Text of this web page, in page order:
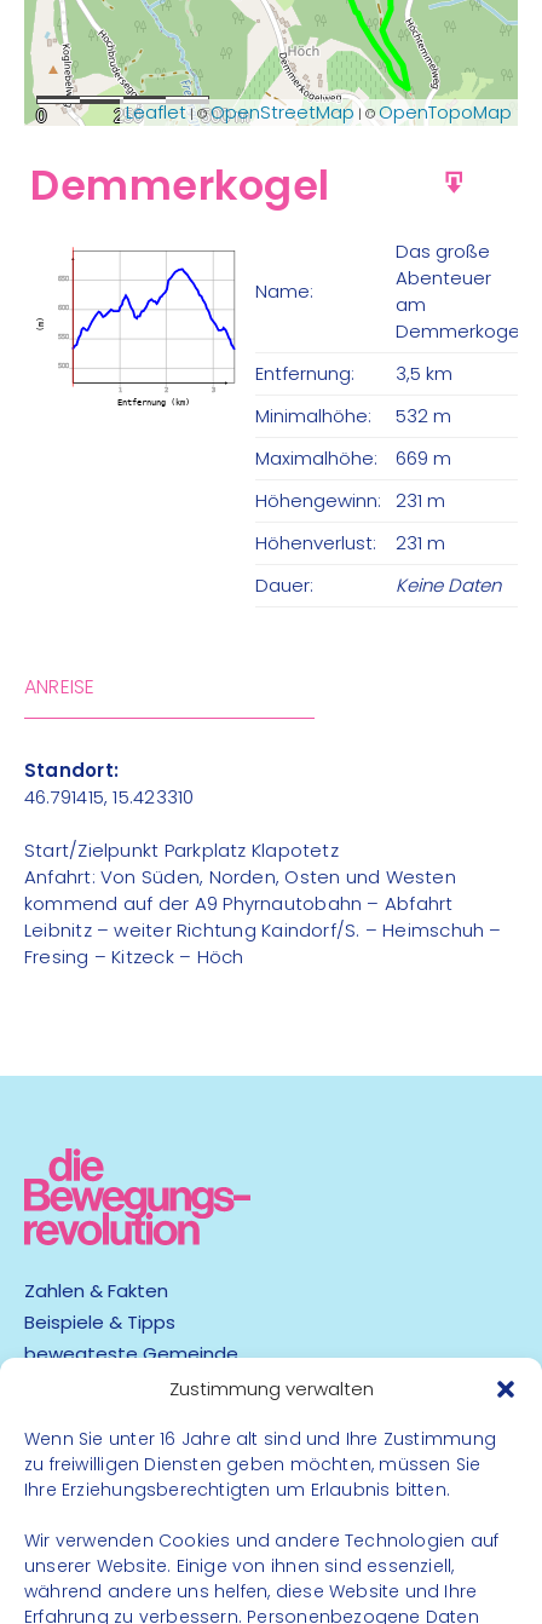
Zustimmung verwalten
Wenn Sie unter 16 Jahre alt sind und Ihre Zustimmung
zu freiwilligen Diensten geben möchten, müssen Sie
Ihre Erziehungsberechtigten um Erlaubnis bitten.
Wir verwenden Cookies und andere Technologien auf
unserer Website. Einige von ihnen sind essenziell,
während andere uns helfen, diese Website und Ihre
Erfahrung zu verbessern. Personenbezogene Daten
0 250 500 m
Leaflet| ©OpenStreetMap | ©OpenTopoMap
Demmerkogel
500
550
600
650
1 2 3
Entfernung (km)
(m)
Name:
Das große
Abenteuer
am
Demmerkogel
Entfernung:
3,5 km
Minimalhöhe:
532 m
Maximalhöhe:
669 m
Höhengewinn:
231 m
Höhenverlust:
231 m
Dauer:
Keine Daten
ANREISE
Standort:
46.791415, 15.423310
Start/Zielpunkt Parkplatz Klapotetz
Anfahrt: Von Süden, Norden, Osten und Westen
kommend auf der A9 Phyrnautobahn – Abfahrt
Leibnitz – weiter Richtung Kaindorf/S. – Heimschuh –
Fresing – Kitzeck – Höch
Zahlen & Fakten
Beispiele & Tipps
bewegteste Gemeinde
Barrierefreiheit
Datenschutz
Impressum
Kontakt
FOLGE UNS